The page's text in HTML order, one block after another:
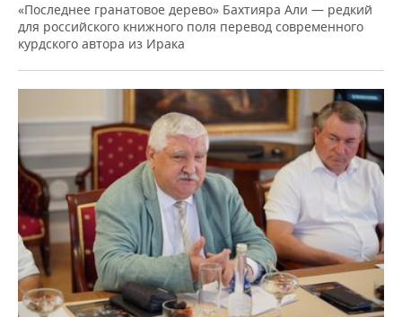
«Последнее гранатовое дерево» Бахтияра Али — редкий
для российского книжного поля перевод современного
курдского автора из Ирака